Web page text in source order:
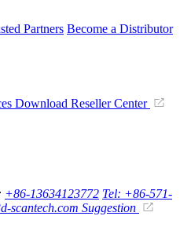
Partners Become a Distributor
Download Reseller Center
+86-13634123772 Tel: +86-571-
scantech.com Suggestion